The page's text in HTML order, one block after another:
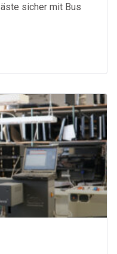
sicher mit Bus